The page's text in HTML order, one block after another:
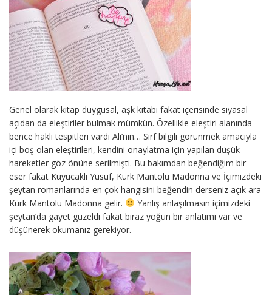
Genel olarak kitap duygusal, aşk kitabı fakat içerisinde siyasal
açıdan da eleştiriler bulmak mümkün. Özellikle eleştiri alanında
bence haklı tespitleri vardı Ali’nin… Sırf bilgili görünmek amacıyla
içi boş olan eleştirileri, kendini onaylatma için yapılan düşük
hareketler göz önüne serilmişti. Bu bakımdan beğendiğim bir
eser fakat Kuyucaklı Yusuf, Kürk Mantolu Madonna ve İçimizdeki
şeytan romanlarında en çok hangisini beğendin derseniz açık ara
Kürk Mantolu Madonna gelir.
Yanlış anlaşılmasın içimizdeki
şeytan’da gayet güzeldi fakat biraz yoğun bir anlatımı var ve
düşünerek okumanız gerekiyor.